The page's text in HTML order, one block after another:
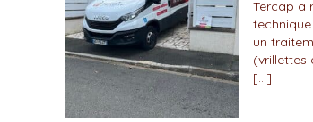
Tercap a
un
(vrillettes
[…]